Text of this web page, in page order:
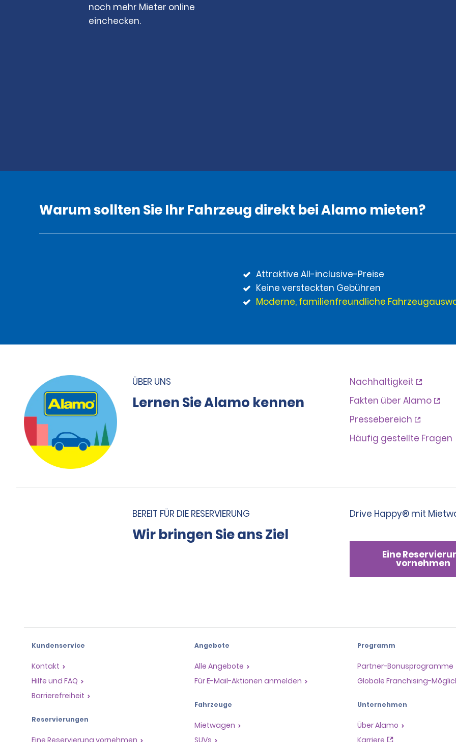
noch mehr Mieter online
einchecken.
Warum sollten Sie Ihr Fahrzeug direkt bei Alamo mieten?
Attraktive All-inclusive-Preise
Keine versteckten Gebühren
Moderne, familienfreundliche
ÜBER UNS
Lernen Sie Alamo kennen
Nachhaltigkeit
Fakten über Alamo
Pressebereich
Häufig gestellte Fragen
BEREIT FÜR DIE RESERVIERUNG
Wir bringen Sie ans Ziel
Drive Happy® mit
Eine
vornehmen
Kundenservice
Kontakt
Hilfe und FAQ
Barrierefreiheit
Reservierungen
Angebote
Alle Angebote
Für E-Mail-Aktionen anmelden
Fahrzeuge
Mietwagen
Programm
Partner-Bonusprogramme
Globale Franchising-
Unternehmen
Über Alamo